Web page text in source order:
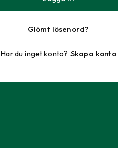
Glömt lösenord?
Har du inget konto? Skapa konto